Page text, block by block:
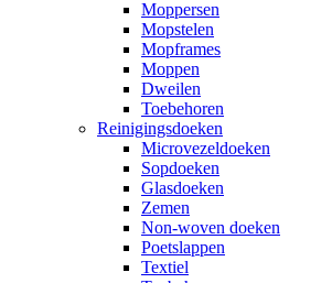
Moppersen
Mopstelen
Mopframes
Moppen
Dweilen
Toebehoren
Reinigingsdoeken
Microvezeldoeken
Sopdoeken
Glasdoeken
Zemen
Non-woven doeken
Poetslappen
Textiel